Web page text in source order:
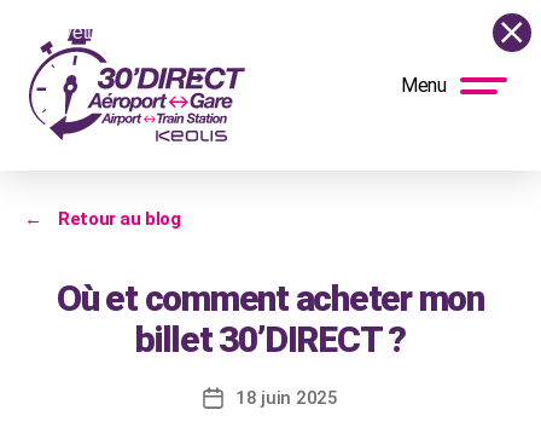
Menu
← Retour au blog
Où et comment acheter mon
billet 30’DIRECT ?
Date18 juin 2025
La navette circulera normalement le samedi 15 août ! Vous